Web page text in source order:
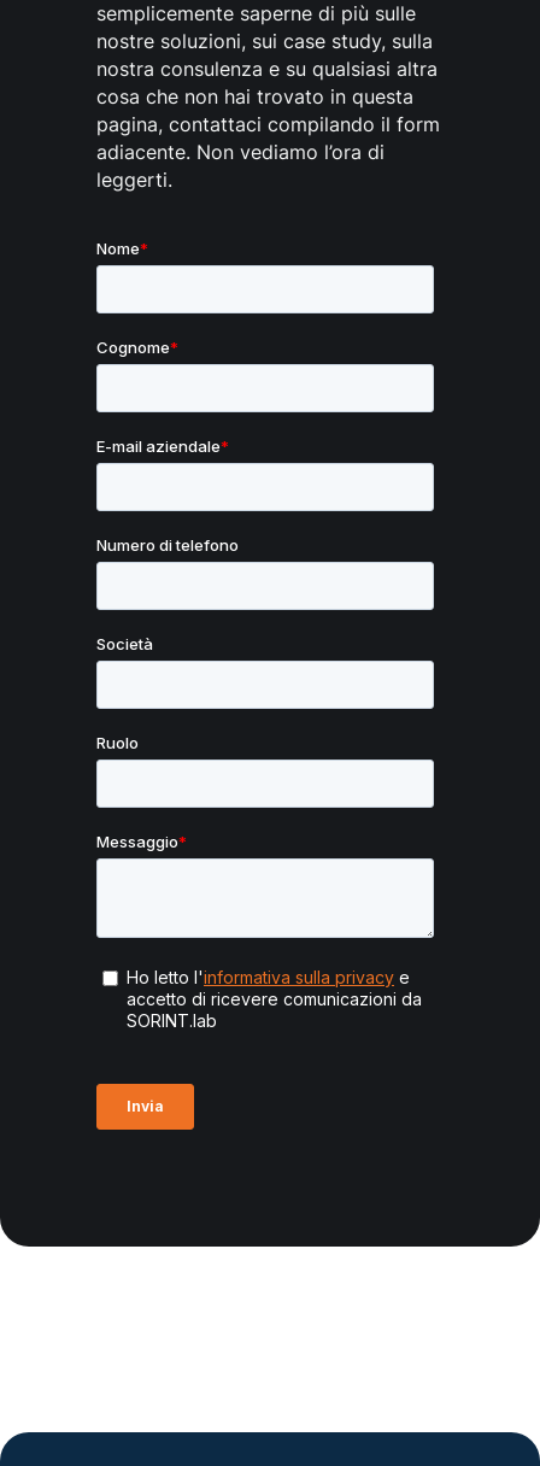
semplicemente saperne di più sulle
nostre soluzioni, sui case study, sulla
nostra consulenza e su qualsiasi altra
cosa che non hai trovato in questa
pagina, contattaci compilando il form
adiacente. Non vediamo l’ora di
leggerti.